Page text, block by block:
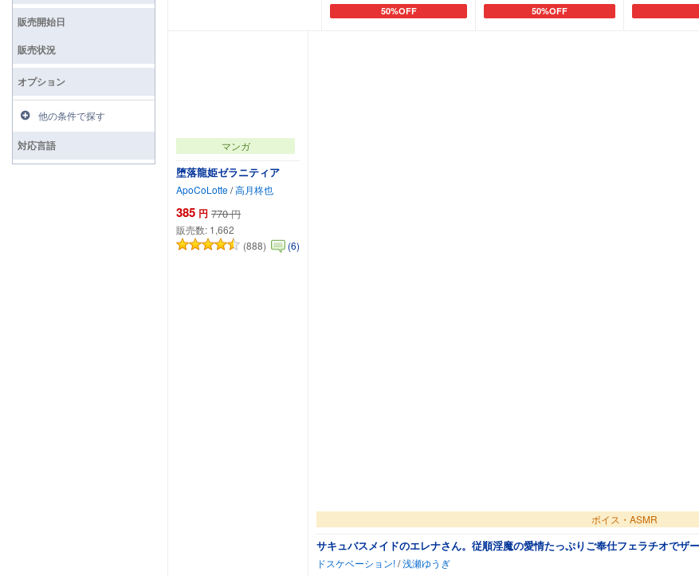
50%OFF
カートに追加 50%OFF
カートに追加
マンガ
堕落龍姫ゼラニティア
ApoCoLotte/高月柊也
385 円 770 円
販売数: 1,662
(888)
(6)
ボイス・ASMR
サキュバスメイドのエレナさん。従順淫魔の愛情たっぷりご奉仕フェラチオでザ
ドスケベーション!/浅瀬ゆうぎ
販売開始日
販売状況
オプション
他の条件で探す
対応言語